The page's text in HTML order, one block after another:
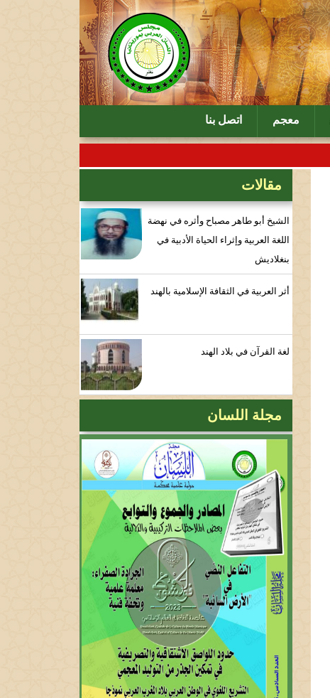
معجم اتصل بنا
مقالات
الشيخ أبو طاهر مصباح وأثره في نهضة
اللغة العربية وإثراء الحياة الأدبية في
بنغلاديش
أثر العربية في الثقافة الإسلامية بالهند
لغة القرآن في بلاد الهند
مجلة اللسان